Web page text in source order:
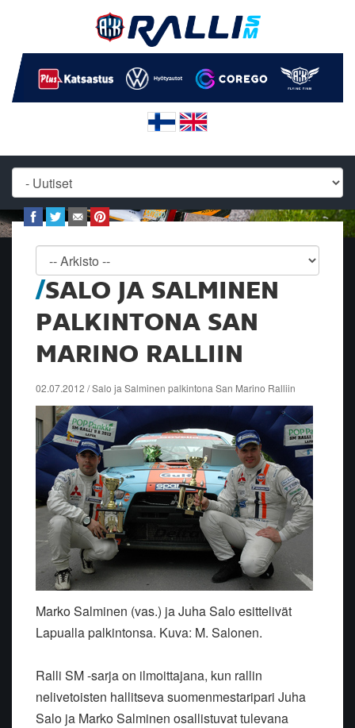
SALO JA SALMINEN
PALKINTONA SAN
MARINO RALLIIN
02.07.2012 / Salo ja Salminen palkintona San Marino Ralliin
Marko Salminen (vas.) ja Juha Salo esittelivät
Lapualla palkintonsa. Kuva: M. Salonen.
Ralli SM -sarja on ilmoittajana, kun rallin
nelivetoisten hallitseva suomenmestaripari Juha
Salo ja Marko Salminen osallistuvat tulevana